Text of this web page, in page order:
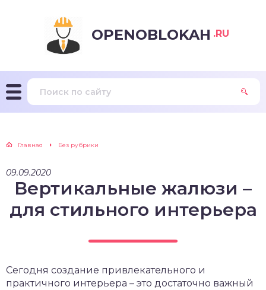
OPENOBLOKAH .RU
Главная Без рубрики
09.09.2020
Вертикальные жалюзи –
для стильного интерьера
Сегодня создание привлекательного и
практичного интерьера – это достаточно важный